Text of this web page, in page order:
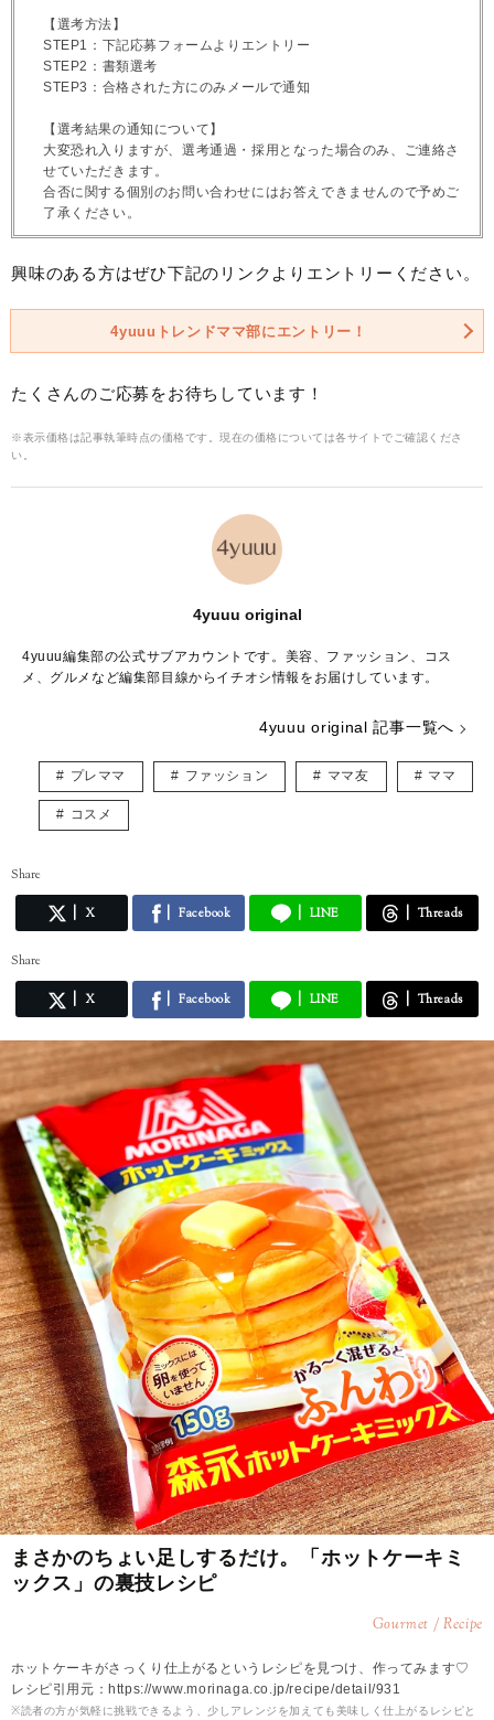
【選考方法】
STEP1：下記応募フォームよりエントリー
STEP2：書類選考
STEP3：合格された方にのみメールで通知
【選考結果の通知について】
大変恐れ入りますが、選考通過・採用となった場合のみ、ご連絡さ
せていただきます。
合否に関する個別のお問い合わせにはお答えできませんので予めご
了承ください。
興味のある方はぜひ下記のリンクよりエントリーください。
4yuuuトレンドママ部にエントリー！
たくさんのご応募をお待ちしています！
※表示価格は記事執筆時点の価格です。現在の価格については各サイトでご確認くださ
い。
4yuuu original
4yuuu編集部の公式サブアカウントです。美容、ファッション、コス
メ、グルメなど編集部目線からイチオシ情報をお届けしています。
4yuuu original 記事一覧へ
プレママ ファッション ママ友 ママ
コスメ
Share
X Facebook LINE Threads
Share
X Facebook LINE Threads
まさかのちょい足しするだけ。「ホットケーキミ
ックス」の裏技レシピ
Gourmet / Recipe
ホットケーキがさっくり仕上がるというレシピを見つけ、作ってみます♡
レシピ引用元：https://www.morinaga.co.jp/recipe/detail/931
※読者の方が気軽に挑戦できるよう、少しアレンジを加えても美味しく仕上がるレシピと